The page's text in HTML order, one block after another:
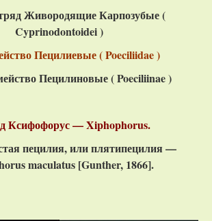
Живородящие Карпозубые (
Cyprinodontoidei )
Пецилиевые ( Poeciliidae )
Пецилиновые ( Poeciliinae )
Ксифофорус — Xiphophorus.
пецилия, или плятипецилия —
maculatus [Gunther, 1866].